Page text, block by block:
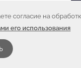
согласие на
его использования